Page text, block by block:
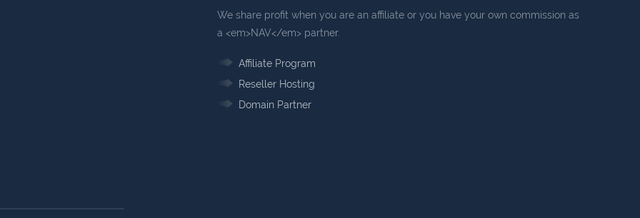
We share profit when you are an affiliate or you have your own commission as
a <em>NAV</em> partner.
Affiliate Program
Reseller Hosting
Domain Partner